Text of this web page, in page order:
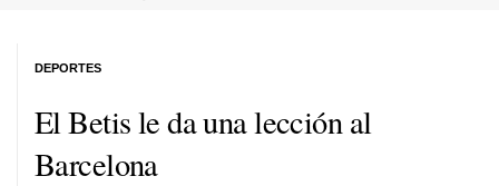
El Betis le da una lección al
Barcelona
DEPORTES